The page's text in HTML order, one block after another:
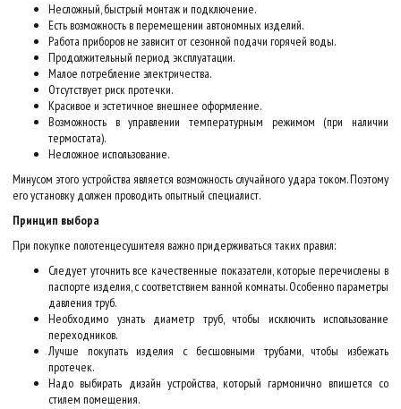
Несложный, быстрый монтаж и подключение.
Есть возможность в перемещении автономных изделий.
Работа приборов не зависит от сезонной подачи горячей воды.
Продолжительный период эксплуатации.
Малое потребление электричества.
Отсутствует риск протечки.
Красивое и эстетичное внешнее оформление.
Возможность в управлении температурным режимом (при наличии
термостата).
Несложное использование.
Минусом этого устройства является возможность случайного удара током. Поэтому
его установку должен проводить опытный специалист.
Принцип выбора
При покупке полотенцесушителя важно придерживаться таких правил:
Следует уточнить все качественные показатели, которые перечислены в
паспорте изделия, с соответствием ванной комнаты. Особенно параметры
давления труб.
Необходимо узнать диаметр труб, чтобы исключить использование
переходников.
Лучше покупать изделия с бесшовными трубами, чтобы избежать
протечек.
Надо выбирать дизайн устройства, который гармонично впишется со
стилем помещения.